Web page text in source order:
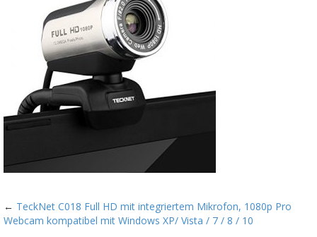
← TeckNet C018 Full HD mit integriertem Mikrofon, 1080p Pro
Webcam kompatibel mit Windows XP/ Vista / 7 / 8 / 10